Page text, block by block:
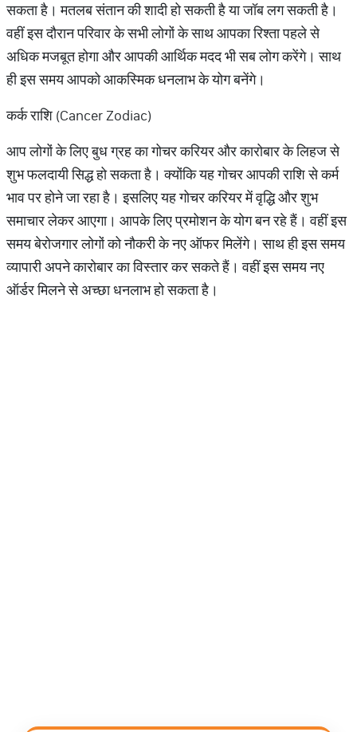
सकता है। मतलब संतान की शादी हो सकती है या जॉब लग सकती है।
वहीं इस दौरान परिवार के सभी लोगों के साथ आपका रिश्‍ता पहले से
अधिक मजबूत होगा और आपकी आर्थिक मदद भी सब लोग करेंगे। साथ
ही इस समय आपको आकस्मिक धनलाभ के योग बनेंगे।
कर्क राशि (Cancer Zodiac)
आप लोगों के लिए बुध ग्रह का गोचर करियर और कारोबार के लिहज से
शुभ फलदायी सिद्ध हो सकता है। क्योंकि यह गोचर आपकी राशि से कर्म
भाव पर होने जा रहा है। इसलिए यह गोचर करियर में वृद्धि और शुभ
समाचार लेकर आएगा। आपके लिए प्रमोशन के योग बन रहे हैं। वहीं इस
समय बेरोजगार लोगों को नौकरी के नए ऑफर मिलेंगे। साथ ही इस समय
व्यापारी अपने कारोबार का विस्तार कर सकते हैं। वहीं इस समय नए
ऑर्डर मिलने से अच्छा धनलाभ हो सकता है।